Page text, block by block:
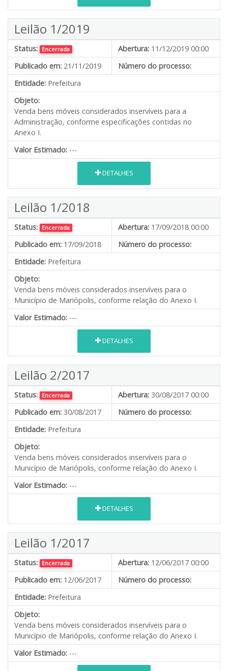
Leilão 1/2019
Status: Encerrada Abertura: 11/12/2019 00:00
Publicado em: 21/11/2019
Número do processo:
Entidade: Prefeitura
Objeto:
Venda bens móveis considerados inservíveis para a
Administração, conforme especificações contidas no
Anexo I.
Valor Estimado: ---
DETALHES
Leilão 1/2018
Status: Encerrada Abertura: 17/09/2018 00:00
Publicado em: 17/09/2018
Número do processo:
Entidade: Prefeitura
Objeto:
Venda bens móveis considerados inservíveis para o
Município de Mariópolis, conforme relação do Anexo I.
Valor Estimado: ---
DETALHES
Leilão 2/2017
Status: Encerrada Abertura: 30/08/2017 00:00
Publicado em: 30/08/2017
Número do processo:
Entidade: Prefeitura
Objeto:
Venda bens móveis considerados inservíveis para o
Município de Mariópolis, conforme relação do Anexo I.
Valor Estimado: ---
DETALHES
Leilão 1/2017
Status: Encerrada Abertura: 12/06/2017 00:00
Publicado em: 12/06/2017
Número do processo:
Entidade: Prefeitura
Objeto:
Venda bens móveis considerados inservíveis para o
Município de Mariópolis, conforme relação do Anexo I.
Valor Estimado: ---